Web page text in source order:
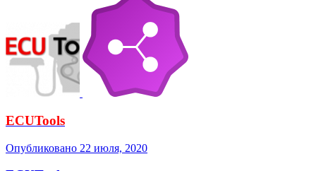
ECUTools
Опубликовано 22 июля, 2020